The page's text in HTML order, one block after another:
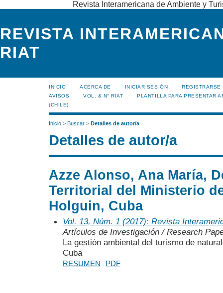
Revista Interamericana de Ambiente y
REVISTA
RIAT
INICIO ACERCA DE INICIAR SESIÓN
REGISTRARSE
AVISOS
VOL. & N° RIAT
PLANTILLA PARA PRESENTAR
(CHILE)
Inicio > Buscar > Detalles de autor/a
Detalles de autor/a
Azze Alonso, Ana María,
Territorial del Ministerio
Holguin, Cuba
Vol. 13, Núm. 1 (2017): Revista
Artículos de Investigación / Research
La gestión ambiental del turismo de
Cuba
RESUMEN PDF